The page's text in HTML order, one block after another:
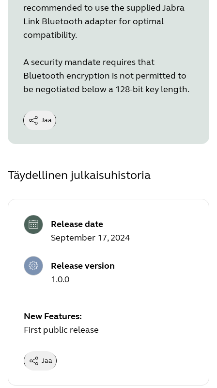
recommended to use the supplied Jabra
Link Bluetooth adapter for optimal
compatibility.
A security mandate requires that
Bluetooth encryption is not permitted to
be negotiated below a 128-bit key length.
Jaa
Täydellinen julkaisuhistoria
Release date
September 17, 2024
Release version
1.0.0
New Features:
First public release
Jaa